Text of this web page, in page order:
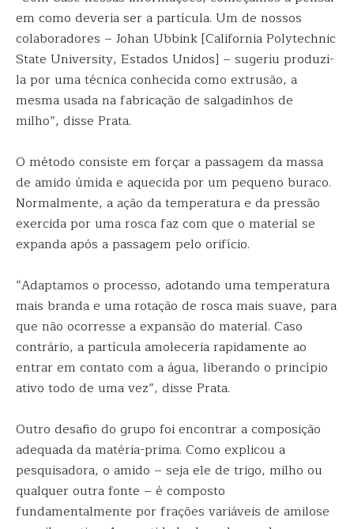
em como deveria ser a partícula. Um de nossos
colaboradores – Johan Ubbink [California Polytechnic
State University, Estados Unidos] – sugeriu produzi-
la por uma técnica conhecida como extrusão, a
mesma usada na fabricação de salgadinhos de
milho”, disse Prata.
O método consiste em forçar a passagem da massa
de amido úmida e aquecida por um pequeno buraco.
Normalmente, a ação da temperatura e da pressão
exercida por uma rosca faz com que o material se
expanda após a passagem pelo orifício.
“Adaptamos o processo, adotando uma temperatura
mais branda e uma rotação de rosca mais suave, para
que não ocorresse a expansão do material. Caso
contrário, a partícula amoleceria rapidamente ao
entrar em contato com a água, liberando o princípio
ativo todo de uma vez”, disse Prata.
Outro desafio do grupo foi encontrar a composição
adequada da matéria-prima. Como explicou a
pesquisadora, o amido – seja ele de trigo, milho ou
qualquer outra fonte – é composto
fundamentalmente por frações variáveis de amilose